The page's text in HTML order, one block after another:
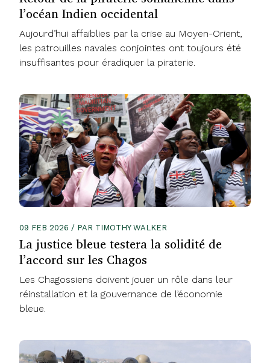
l’océan Indien occidental
Aujourd’hui affaiblies par la crise au Moyen-Orient,
les patrouilles navales conjointes ont toujours été
insuffisantes pour éradiquer la piraterie.
09 FEB 2026 / PAR TIMOTHY WALKER
La justice bleue testera la solidité de
l’accord sur les Chagos
Les Chagossiens doivent jouer un rôle dans leur
réinstallation et la gouvernance de l’économie
bleue.